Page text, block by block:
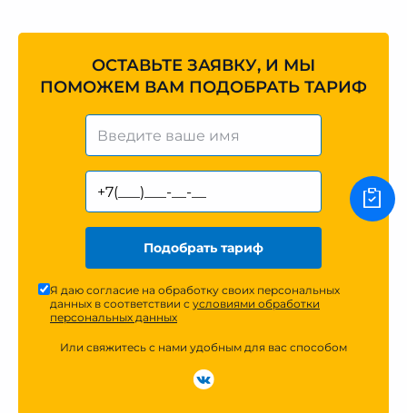
ОСТАВЬТЕ ЗАЯВКУ, И МЫ
ПОМОЖЕМ ВАМ ПОДОБРАТЬ ТАРИФ
Подобрать тариф
Я даю согласие на обработку своих персональных
данных в соответствии с условиями обработки
персональных данных
Или свяжитесь с нами удобным для вас способом